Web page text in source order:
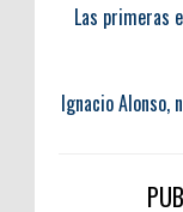
Las primeras
Ignacio Alonso,